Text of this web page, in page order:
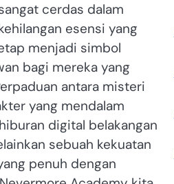
cerdas dalam
esensi yang
menjadi simbol
bagi mereka yang
antara misteri
yang mendalam
digital belakangan
sebuah kekuatan
penuh dengan